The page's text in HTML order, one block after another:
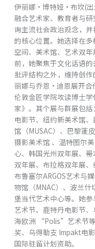
伊丽娜·博特娅·布坎(出
融合艺术家、教育者与
询主流社会政治观念，
的核⼼位置。她选择在
空间、美术馆、艺术双
前，她聚焦于⽂化话语
批评结构之外，维持创
丽娜与乔恩·迪恩展开合
伦敦⾦匠学院攻读博⼠
家》。其个展与群展包
电影节、纽约新美术馆
馆（MUSAC）、巴黎蓬
摄影美术馆 、温特图尔
⼼、韩国光州双年展、
双年展、布拉格双年展、
布鲁塞尔ARGOS艺术与
物馆（MNAC）、波兰
堡当代艺术中⼼等。她
艺术节、⿅特丹电影节
海欧洲 “Polis”艺术节
奖、乌得勒⽀ Impakt电
国际驻留计划资助。